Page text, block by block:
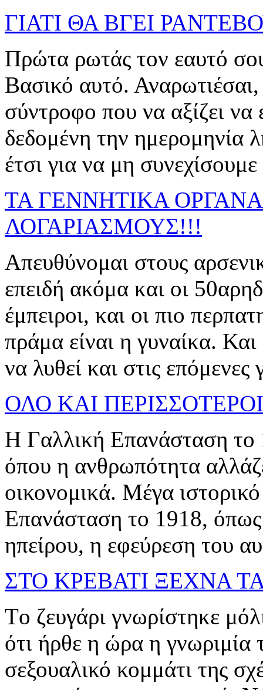
ΓΙΑΤΙ ΘΑ ΒΓΕΙ
Πρώτα ρωτάς τον εαυτό
Βασικό αυτό.
σύντροφο που να αξίζει να
δεδομένη την ημερομηνία
έτσι για να μη
ΤΑ ΓΕΝΝΗΤΙΚΑ
ΛΟΓΑΡΙΑΣΜΟΥΣ!!!
Απευθύνομαι στους
επειδή ακόμα και οι
έμπειροι, και οι πιο
πράμα είναι η γυναίκα. Και
να λυθεί και στις επόμενες
ΟΛΟ ΚΑΙ
Η Γαλλική Επανάσταση το
όπου η ανθρωπότητα
οικονομικά. Μέγα
Επανάσταση το 1918,
ηπείρου, η εφεύρεση του
ΣΤΟ ΚΡΕΒΑΤΙ ΞΕΧΝΑ
Tο ζευγάρι γνωρίστηκε
ότι ήρθε η ώρα η γνωριμία
σεξουαλικό κομμάτι της